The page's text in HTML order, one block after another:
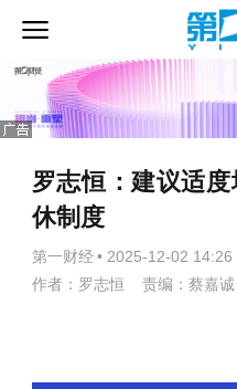
罗志恒：建议适
休制度
第一财经 • 2025-12-02 14:26
作者：罗志恒 责编：蔡嘉诚